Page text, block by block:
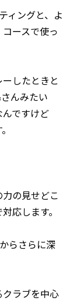
ィングと、よ
ースで使っ
したときと
んみたい
ですけど
の見せどこ
応します。
らさらに深
ラブを中心